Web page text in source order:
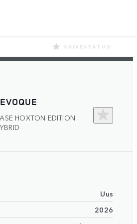
SALVESTATUD
HOXTON EDITION
Uus
2026